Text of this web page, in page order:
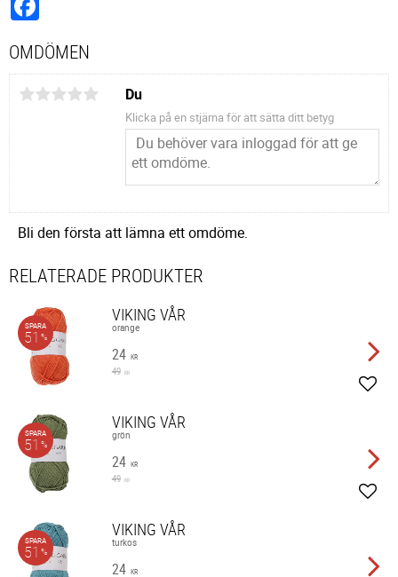
OMDÖMEN
Du
Klicka på en stjärna för att sätta ditt betyg
Bli den första att lämna ett omdöme.
RELATERADE PRODUKTER
VIKING VÅR
orange
24 KR
49 KR
SPARA
51 %
VIKING VÅR
grön
24 KR
49 KR
SPARA
51 %
VIKING VÅR
turkos
24 KR
SPARA
51 %